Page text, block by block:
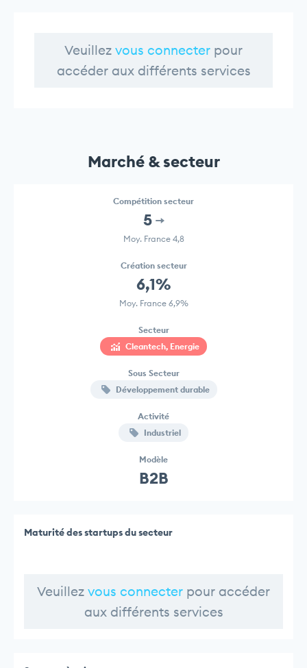
Veuillez vous connecter pour
accéder aux différents services
Marché & secteur
Compétition secteur
5
Moy. France 4,8
Création secteur
6,1%
Moy. France 6,9%
Secteur
Cleantech, Energie
Sous Secteur
Développement durable
Activité
Industriel
Modèle
B2B
Maturité des startups du secteur
Veuillez vous connecter pour accéder
aux différents services